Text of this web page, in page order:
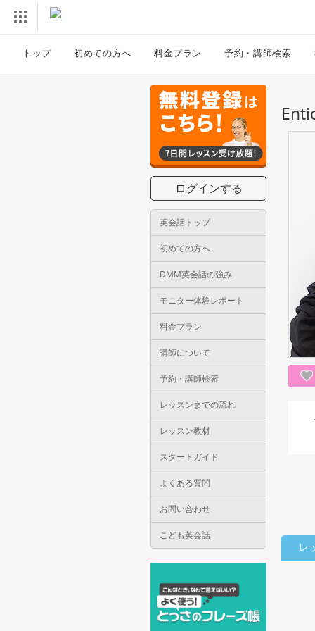
トップ 初めての方へ 料金プラン 予約・講師検索
ログインする
英会話トップ
初めての方へ
DMM英会話の強み
モニター体験レポート
料金プラン
講師について
予約・講師検索
レッスンまでの流れ
レッスン教材
スタートガイド
よくある質問
お問い合わせ
こども英会話
レ